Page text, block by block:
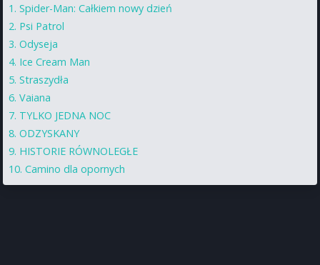
Spider-Man: Całkiem nowy dzień
Psi Patrol
Odyseja
Ice Cream Man
Straszydła
Vaiana
TYLKO JEDNA NOC
ODZYSKANY
HISTORIE RÓWNOLEGŁE
Camino dla opornych